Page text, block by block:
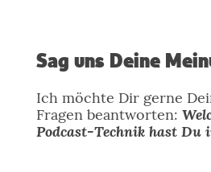
Sag uns Deine
Ich möchte Dir gerne
Fragen beantworten:
Podcast-Technik hast Du